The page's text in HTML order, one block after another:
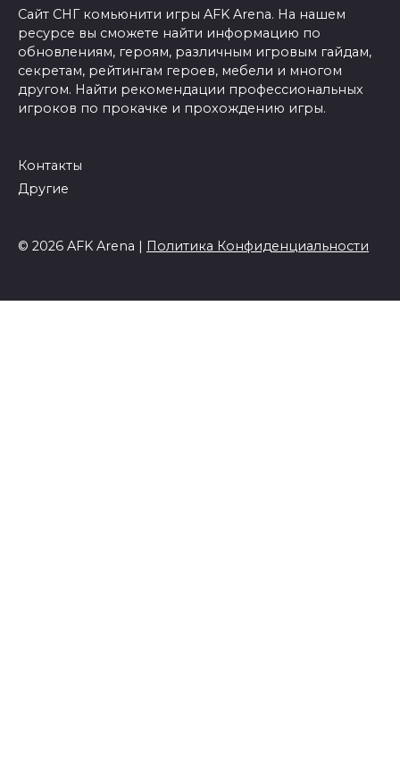
Сайт СНГ комьюнити игры AFK Arena. На нашем
ресурсе вы сможете найти информацию по
обновлениям, героям, различным игровым гайдам,
секретам, рейтингам героев, мебели и многом
другом. Найти рекомендации профессиональных
игроков по прокачке и прохождению игры.
Контакты
Другие
© 2026 AFK Arena | Политика Конфиденциальности